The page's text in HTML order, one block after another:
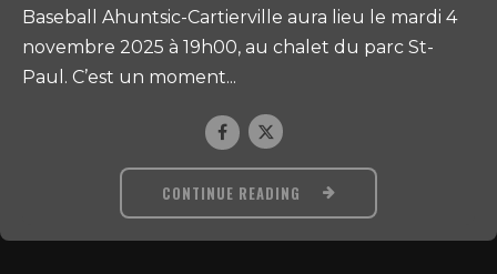
Baseball Ahuntsic-Cartierville aura lieu le mardi 4
novembre 2025 à 19h00, au chalet du parc St-
Paul. C’est un moment...
CONTINUE READING